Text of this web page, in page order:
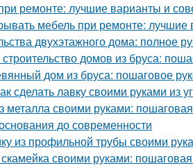
ремонте: лучшие варианты и
мебель при ремонте: лучшие
двухэтажного дома: полное
домов из бруса:
дом из бруса: пошаговое
сделать лавку своими руками из
металла своими руками:
до современности
из профильной трубы своими
своими руками: